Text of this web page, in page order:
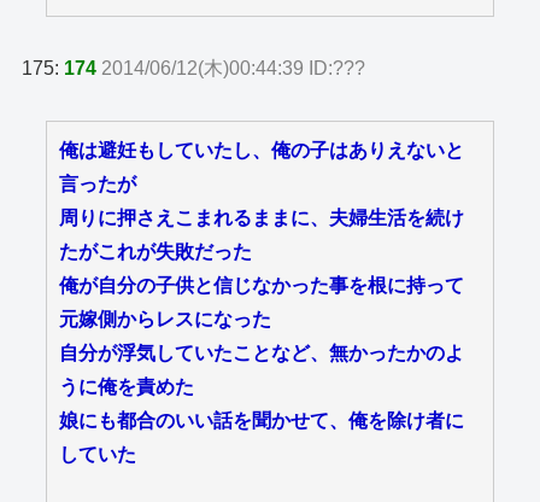
175: 174 2014/06/12(木)00:44:39 ID:???
俺は避妊もしていたし、俺の子はありえないと
言ったが
周りに押さえこまれるままに、夫婦生活を続け
たがこれが失敗だった
俺が自分の子供と信じなかった事を根に持って
元嫁側からレスになった
自分が浮気していたことなど、無かったかのよ
うに俺を責めた
娘にも都合のいい話を聞かせて、俺を除け者に
していた